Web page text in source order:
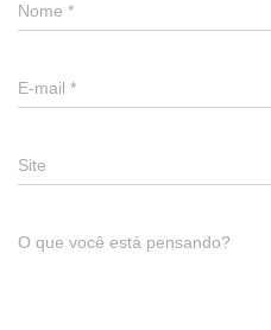
Nome *
E-mail *
Site
O que você está pensando?